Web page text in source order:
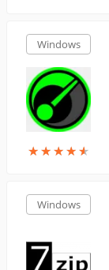
Windows
★★★★★
★★★★★
Windows